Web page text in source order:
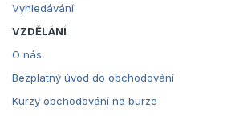
Vyhledávání
VZDĚLÁNÍ
O nás
Bezplatný úvod do obchodování
Kurzy obchodování na burze